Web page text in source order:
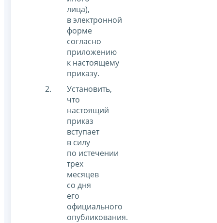
лица),
в электронной
форме
согласно
приложению
к настоящему
приказу.
Установить,
что
настоящий
приказ
вступает
в силу
по истечении
трех
месяцев
со дня
его
официального
опубликования.